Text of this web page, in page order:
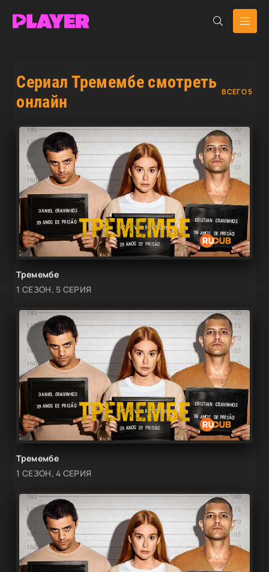
Сериал Тремембе смотреть
онлайн
ВСЕГО 5
Тремембе
1 СЕЗОН, 5 СЕРИЯ
Тремембе
1 СЕЗОН, 4 СЕРИЯ